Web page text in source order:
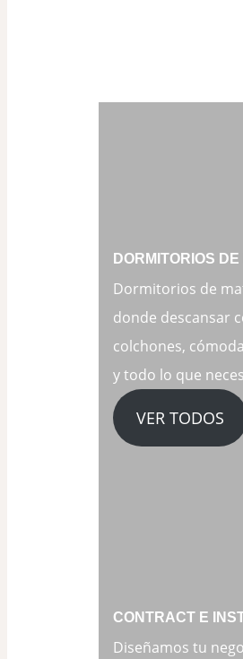
DORMITORIOS
Dormitorios de
donde descansar
colchones,
y todo lo que
VER TODOS
CONTRACT E
Diseñamos tu